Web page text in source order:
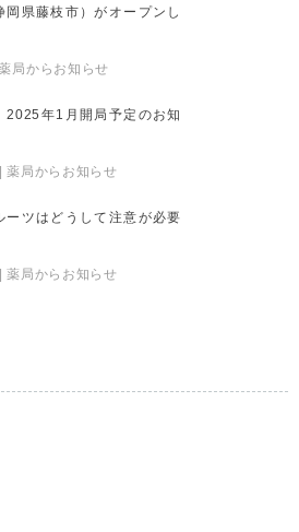
岡県藤枝市）がオープンし
局からお知らせ
2025年1月開局予定のお知
| 薬局からお知らせ
ーツはどうして注意が必要
| 薬局からお知らせ